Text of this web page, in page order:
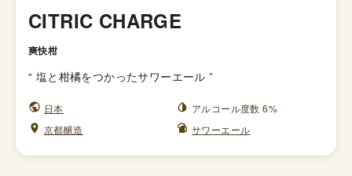
CITRIC CHARGE
爽快柑
“ 塩と柑橘をつかったサワーエール ”
日本
アルコール度数 6%
京都醸造
サワーエール